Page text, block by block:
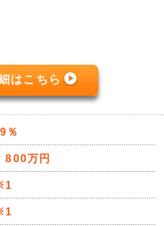
はこちら
％
800万円